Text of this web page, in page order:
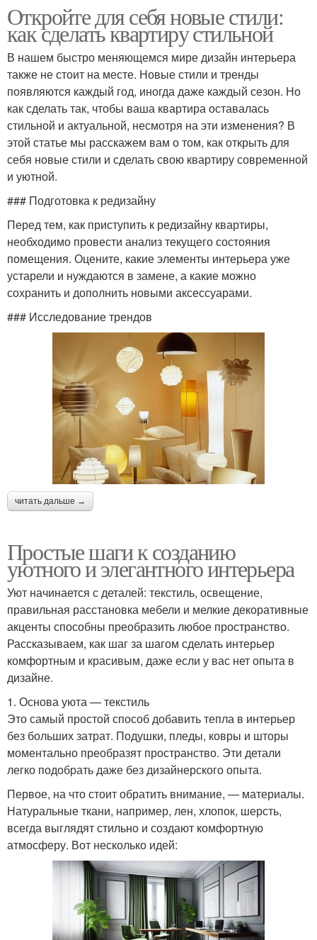
Откройте для себя новые стили:
как сделать квартиру стильной
В нашем быстро меняющемся мире дизайн интерьера
также не стоит на месте. Новые стили и тренды
появляются каждый год, иногда даже каждый сезон. Но
как сделать так, чтобы ваша квартира оставалась
стильной и актуальной, несмотря на эти изменения? В
этой статье мы расскажем вам о том, как открыть для
себя новые стили и сделать свою квартиру современной
и уютной.
### Подготовка к редизайну
Перед тем, как приступить к редизайну квартиры,
необходимо провести анализ текущего состояния
помещения. Оцените, какие элементы интерьера уже
устарели и нуждаются в замене, а какие можно
сохранить и дополнить новыми аксессуарами.
### Исследование трендов
читать дальше →
Простые шаги к созданию
уютного и элегантного интерьера
Уют начинается с деталей: текстиль, освещение,
правильная расстановка мебели и мелкие декоративные
акценты способны преобразить любое пространство.
Рассказываем, как шаг за шагом сделать интерьер
комфортным и красивым, даже если у вас нет опыта в
дизайне.
1. Основа уюта — текстиль
Это самый простой способ добавить тепла в интерьер
без больших затрат. Подушки, пледы, ковры и шторы
моментально преобразят пространство. Эти детали
легко подобрать даже без дизайнерского опыта.
Первое, на что стоит обратить внимание, — материалы.
Натуральные ткани, например, лен, хлопок, шерсть,
всегда выглядят стильно и создают комфортную
атмосферу. Вот несколько идей: